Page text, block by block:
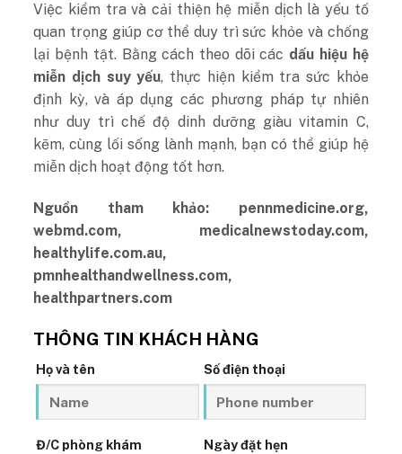
Việc kiểm tra và cải thiện hệ miễn dịch là yếu tố
quan trọng giúp cơ thể duy trì sức khỏe và chống
lại bệnh tật. Bằng cách theo dõi các dấu hiệu hệ
miễn dịch suy yếu, thực hiện kiểm tra sức khỏe
định kỳ, và áp dụng các phương pháp tự nhiên
như duy trì chế độ dinh dưỡng giàu vitamin C,
kẽm, cùng lối sống lành mạnh, bạn có thể giúp hệ
miễn dịch hoạt động tốt hơn.
Nguồn tham khảo: pennmedicine.org,
webmd.com, medicalnewstoday.com,
healthylife.com.au,
pmnhealthandwellness.com,
healthpartners.com
THÔNG TIN KHÁCH HÀNG
Họ và tên Số điện thoại
Đ/C phòng khám Ngày đặt hẹn